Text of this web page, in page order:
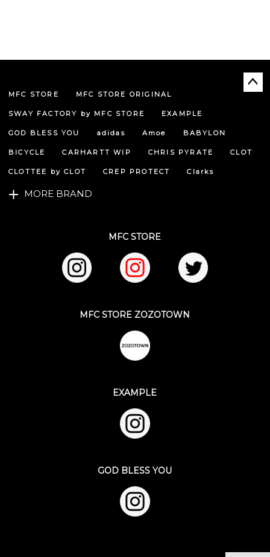
MFC STORE MFC STORE ORIGINAL
SWAY FACTORY by MFC STORE EXAMPLE
GOD BLESS YOU adidas Amoe BABYLON
BICYCLE CARHARTT WIP CHRIS PYRATE CLOT
CLOTTEE by CLOT CREP PROTECT Clarks
MORE BRAND
MFC STORE
MFC STORE ZOZOTOWN
EXAMPLE
GOD BLESS YOU